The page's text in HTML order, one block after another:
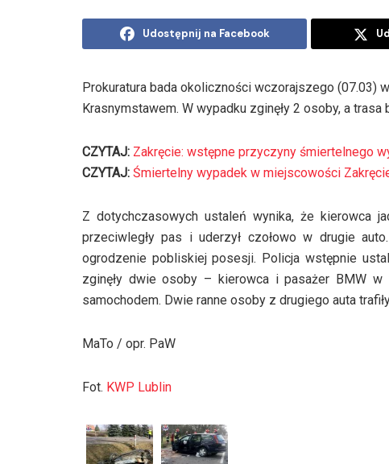
Udostępnij na Facebook
Prokuratura bada okoliczności wczorajszego (07.03)
Krasnymstawem. W wypadku zginęły 2 osoby, a
CZYTAJ: Zakręcie: wstępne przyczyny śmiertelnego
CZYTAJ: Śmiertelny wypadek w miejscowości
Z dotychczasowych ustaleń wynika, że kierowca
przeciwległy pas i uderzył czołowo w drugie
ogrodzenie pobliskiej posesji. Policja wstępnie
zginęły dwie osoby – kierowca i pasażer BMW
samochodem. Dwie ranne osoby z drugiego auta
MaTo / opr. PaW
Fot. KWP Lublin